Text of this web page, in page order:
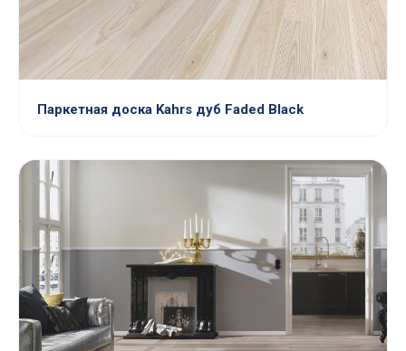
Паркетная доска Kahrs дуб Faded Black